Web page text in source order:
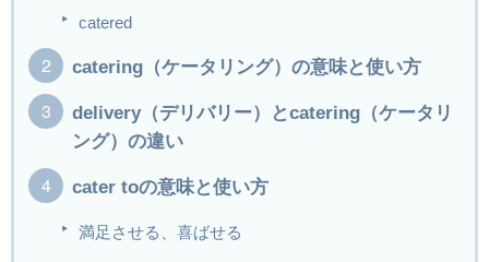
catered
catering（ケータリング）の意味と使い方
delivery（デリバリー）とcatering（ケータリ
ング）の違い
cater toの意味と使い方
満足させる、喜ばせる